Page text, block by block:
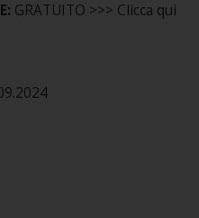
GRATUITO >>> Clicca qui